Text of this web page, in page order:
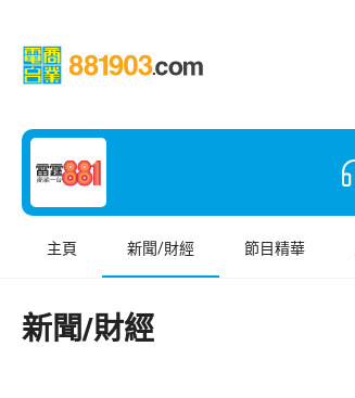
主頁 新聞/財經 節目精華
新聞/財經